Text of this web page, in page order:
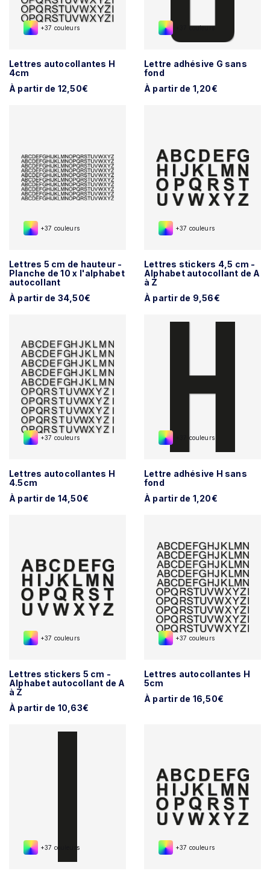
+37 couleurs
Lettres autocollantes H
4cm
À partir de 12,50€
+37 couleurs
Lettre adhésive G sans
fond
À partir de 1,20€
+37 couleurs
Lettres 5 cm de hauteur -
Planche de 10 x l'alphabet
autocollant
À partir de 34,50€
+37 couleurs
Lettres stickers 4,5 cm -
Alphabet autocollant de A
à Z
À partir de 9,56€
+37 couleurs
Lettres autocollantes H
4.5cm
À partir de 14,50€
+37 couleurs
Lettre adhésive H sans
fond
À partir de 1,20€
+37 couleurs
Lettres stickers 5 cm -
Alphabet autocollant de A
à Z
À partir de 10,63€
+37 couleurs
Lettres autocollantes H
5cm
À partir de 16,50€
+37 couleurs +37 couleurs